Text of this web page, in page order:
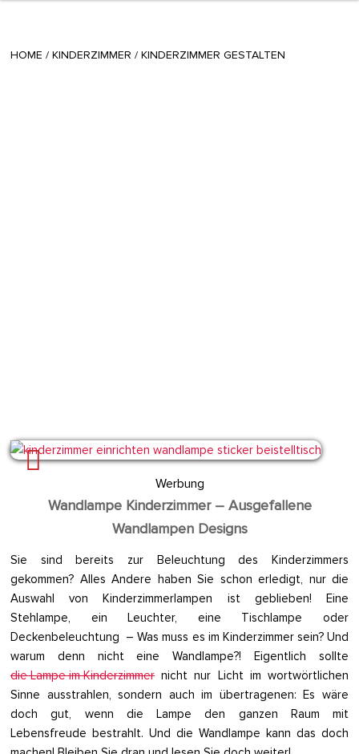
HOME / KINDERZIMMER / KINDERZIMMER GESTALTEN
Werbung
Wandlampe Kinderzimmer – Ausgefallene
Wandlampen Designs
Sie sind bereits zur Beleuchtung des Kinderzimmers
gekommen? Alles Andere haben Sie schon erledigt, nur die
Auswahl von Kinderzimmerlampen ist geblieben! Eine
Stehlampe, ein Leuchter, eine Tischlampe oder
Deckenbeleuchtung – Was muss es im Kinderzimmer sein? Und
warum denn nicht eine Wandlampe?! Eigentlich sollte
die Lampe im Kinderzimmer nicht nur Licht im wortwörtlichen
Sinne ausstrahlen, sondern auch im übertragenen: Es wäre
doch gut, wenn die Lampe den ganzen Raum mit
Lebensfreude bestrahlt. Und die Wandlampe kann das doch